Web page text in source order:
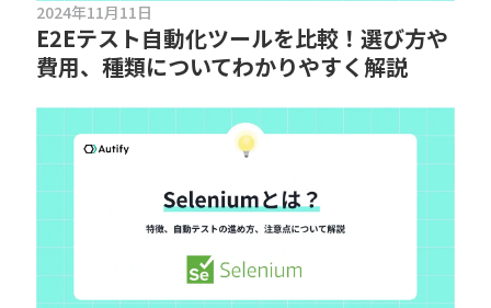
2024年11月11日
E2Eテスト自動化ツールを比較！選び方や
費用、種類についてわかりやすく解説